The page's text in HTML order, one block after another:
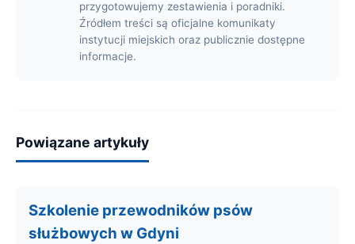
przygotowujemy zestawienia i poradniki.
Źródłem treści są oficjalne komunikaty
instytucji miejskich oraz publicznie dostępne
informacje.
Powiązane artykuły
Szkolenie przewodników psów
służbowych w Gdyni